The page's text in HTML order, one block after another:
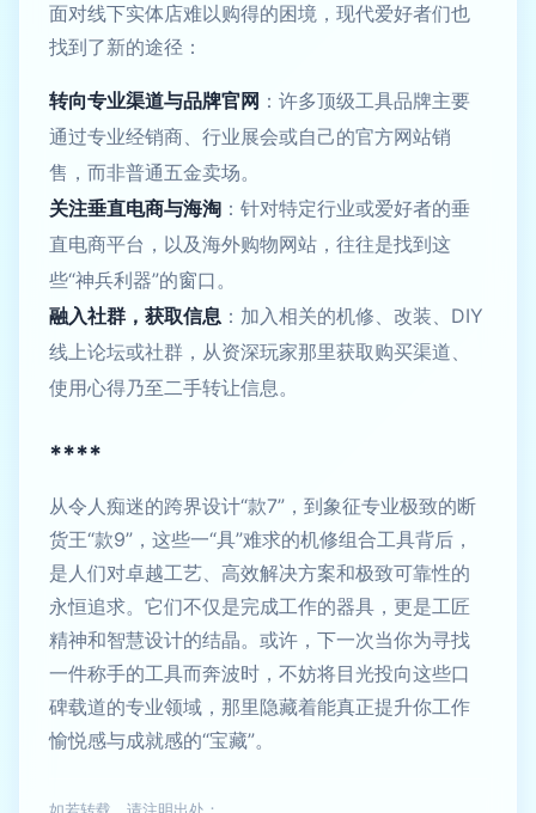
面对线下实体店难以购得的困境，现代爱好者们也
找到了新的途径：
转向专业渠道与品牌官网 ：许多顶级工具品牌主要
通过专业经销商、行业展会或自己的官方网站销
售，而非普通五金卖场。
关注垂直电商与海淘 ：针对特定行业或爱好者的垂
直电商平台，以及海外购物网站，往往是找到这
些“神兵利器”的窗口。
融入社群，获取信息 ：加入相关的机修、改装、DIY
线上论坛或社群，从资深玩家那里获取购买渠道、
使用心得乃至二手转让信息。
****
从令人痴迷的跨界设计“款7”，到象征专业极致的断
货王“款9”，这些一“具”难求的机修组合工具背后，
是人们对卓越工艺、高效解决方案和极致可靠性的
永恒追求。它们不仅是完成工作的器具，更是工匠
精神和智慧设计的结晶。或许，下一次当你为寻找
一件称手的工具而奔波时，不妨将目光投向这些口
碑载道的专业领域，那里隐藏着能真正提升你工作
愉悦感与成就感的“宝藏”。